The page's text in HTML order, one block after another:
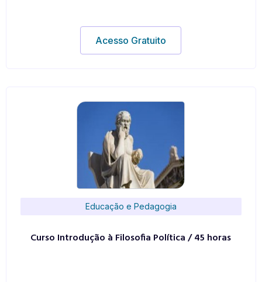
Acesso Gratuito
Educação e Pedagogia
Curso Introdução à Filosofia Política / 45 horas